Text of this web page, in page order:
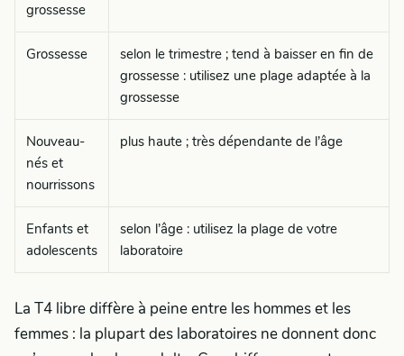
grossesse
Grossesse
selon le trimestre ; tend à baisser en fin de
grossesse : utilisez une plage adaptée à la
grossesse
Nouveau-
nés et
nourrissons
plus haute ; très dépendante de l’âge
Enfants et
adolescents
selon l’âge : utilisez la plage de votre
laboratoire
La T4 libre diffère à peine entre les hommes et les
femmes : la plupart des laboratoires ne donnent donc